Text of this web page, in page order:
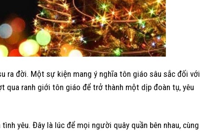
ra đời. Một sự kiện mang ý nghĩa tôn giáo sâu sắc đối với
qua ranh giới tôn giáo để trở thành một dịp đoàn tụ, yêu
yêu. Đây là lúc để mọi người quây quần bên nhau, cùng